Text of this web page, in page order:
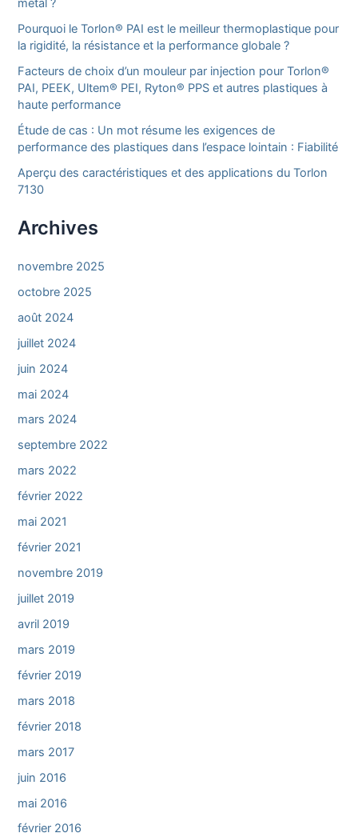
métal ?
Pourquoi le Torlon® PAI est le meilleur thermoplastique pour
la rigidité, la résistance et la performance globale ?
Facteurs de choix d’un mouleur par injection pour Torlon®
PAI, PEEK, Ultem® PEI, Ryton® PPS et autres plastiques à
haute performance
Étude de cas : Un mot résume les exigences de
performance des plastiques dans l’espace lointain : Fiabilité
Aperçu des caractéristiques et des applications du Torlon
7130
Archives
novembre 2025
octobre 2025
août 2024
juillet 2024
juin 2024
mai 2024
mars 2024
septembre 2022
mars 2022
février 2022
mai 2021
février 2021
novembre 2019
juillet 2019
avril 2019
mars 2019
février 2019
mars 2018
février 2018
mars 2017
juin 2016
mai 2016
février 2016